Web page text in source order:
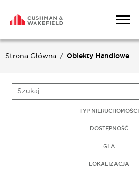
Strona Główna Obiekty Handlowe
TYP NIERUCHOMOŚCI
DOSTĘPNOŚĆ
GLA
LOKALIZACJA